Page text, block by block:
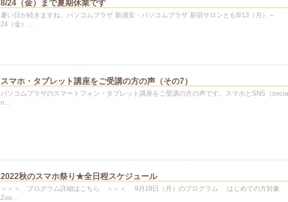
8/24（金）まで夏期休業です
暑い日が続きますね。パソコムプラザ 新浦安・パソコムプラザ 新宿サロンとも8/13（月）～
24（金）...
スマホ・タブレット講座をご受講の方の声（その7）
パソコムプラザのスマートフォン・タブレット講座をご受講の方の声です。スマホとSNS（social
n...
2022秋のスマホ祭り★全日程スケジュール
＞＞＞ プログラム詳細はこちら ＜＜＜ 9月19日（月）のプログラム はじめての方対象
Zoo...